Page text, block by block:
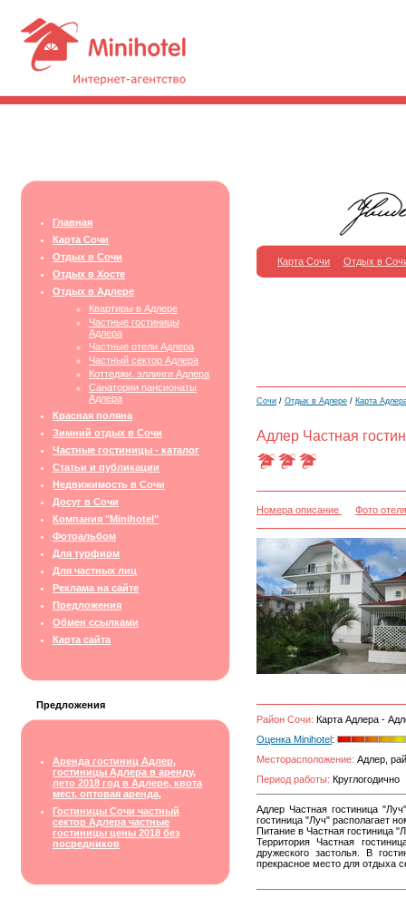
Главная
Карта Сочи
Отдых в Сочи
Отдых в Хосте
Отдых в Адлере
Квартиры в Адлере
Частные гостиницы
Адлера
Частные отели Адлера
Частный сектор Адлера
Коттеджи, эллинги Адлера
Санатории пансионаты
Адлера
Красная поляна
Зимний отдых в Сочи
Частные гостиницы - каталог
Статьи и публикации
Недвижимость в Сочи
Досуг в Сочи
Компания "Minihotel"
Фотоальбом
Для турфирм
Для частных лиц
Реклама на сайте
Предложения
Обмен ссылками
Карта сайта
Предложения
Аренда гостиниц Адлер,
гостиницы Адлера в аренду,
лето 2018 год в Адлере, квота
мест, оптовая аренда,
Гостиницы Сочи частный
сектор Адлера частные
гостиницы цены 2018 без
посредников
Карта Сочи Отдых в
Сочи / Отдых в Адлере / Карта
Адлер Частная
Номера описание Фото отеля
Район Сочи: Карта Адлера -
Оценка Minihotel:
Месторасположение: Адлер,
Период работы: Круглогодично
Адлер Частная гостиница
гостиница "Луч" располагает
Питание в Частная гостиница
Территория Частная
дружеского застолья. В
прекрасное место для отдыха